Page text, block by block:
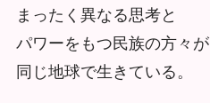
まったく異なる思考と
パワーをもつ民族の方々が
同じ地球で生きている。